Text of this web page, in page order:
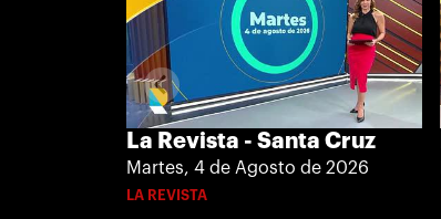
La Revista - Santa Cruz
Martes, 4 de Agosto de 2026
LA REVISTA